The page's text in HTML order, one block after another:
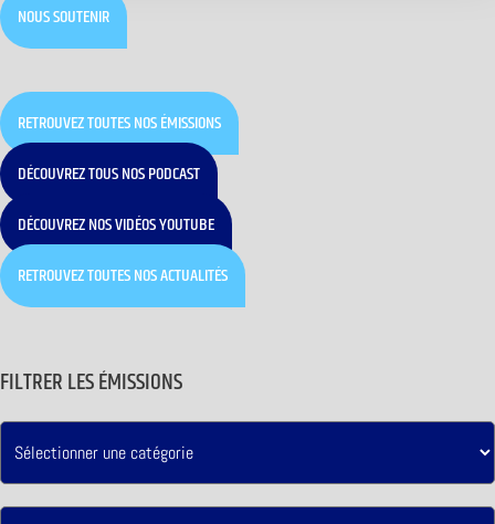
NOUS SOUTENIR
RETROUVEZ TOUTES NOS ÉMISSIONS
DÉCOUVREZ TOUS NOS PODCAST
DÉCOUVREZ NOS VIDÉOS YOUTUBE
RETROUVEZ TOUTES NOS ACTUALITÉS
FILTRER LES ÉMISSIONS